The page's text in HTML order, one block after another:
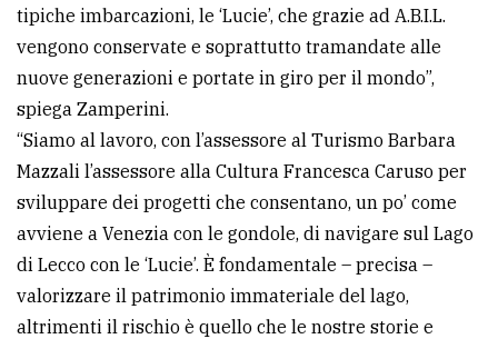
tipiche imbarcazioni, le ‘Lucie’, che grazie ad A.B.I.L.
vengono conservate e soprattutto tramandate alle
nuove generazioni e portate in giro per il mondo”,
spiega Zamperini.
“Siamo al lavoro, con l’assessore al Turismo Barbara
Mazzali l’assessore alla Cultura Francesca Caruso per
sviluppare dei progetti che consentano, un po’ come
avviene a Venezia con le gondole, di navigare sul Lago
di Lecco con le ‘Lucie’. È fondamentale – precisa –
valorizzare il patrimonio immateriale del lago,
altrimenti il rischio è quello che le nostre storie e